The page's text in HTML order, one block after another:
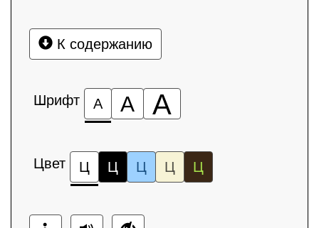
К содержанию
Шрифт А А А
Цвет Ц Ц Ц Ц Ц